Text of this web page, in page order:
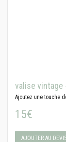
valise vintage
Ajoutez une touche
15€
AJOUTER AU